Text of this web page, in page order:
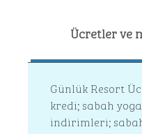
Ücretler ve
Günlük Resort
kredi; sabah
indirimleri;